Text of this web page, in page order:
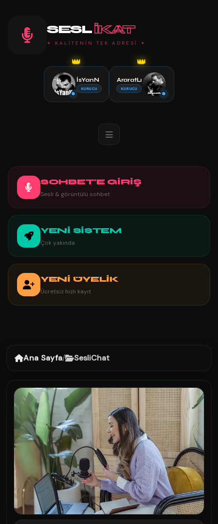
SESL IKAT
✦ KALİTENİN TEK ADRESİ ✦
👑
İsYanN
KURUCU
👑
AraratLı
KURUCU
SOHBET'E GİRİŞ
Sesli & görüntülü sohbet
YENİ SİSTEM
Çok yakında
YENİ ÜYELİK
Ücretsiz hızlı kayıt
Ana Sayfa/ SesliChat